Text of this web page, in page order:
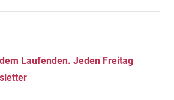
Laufenden. Jeden Freitag